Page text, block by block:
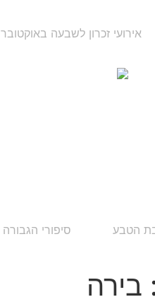
אירועי זכרון לשבעה באוקטובר
הטבע סיפורי הגבורה
בירה